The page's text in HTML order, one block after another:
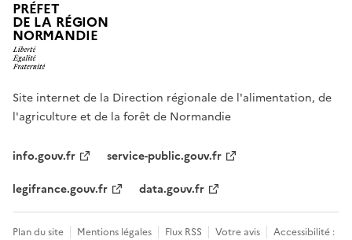
PRÉFET
DE LA RÉGION
NORMANDIE
Site internet de la Direction régionale de l'alimentation, de
l'agriculture et de la forêt de Normandie
info.gouv.fr
service-public.gouv.fr
legifrance.gouv.fr
data.gouv.fr
Plan du site Mentions légales Flux RSS Votre avis Accessibilité :